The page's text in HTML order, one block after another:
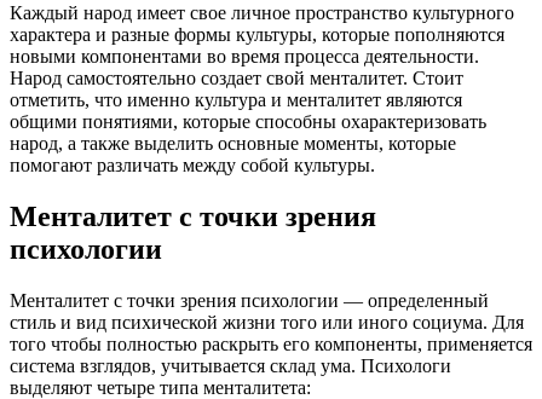
Каждый народ имеет свое личное пространство культурного
характера и разные формы культуры, которые пополняются
новыми компонентами во время процесса деятельности.
Народ самостоятельно создает свой менталитет. Стоит
отметить, что именно культура и менталитет являются
общими понятиями, которые способны охарактеризовать
народ, а также выделить основные моменты, которые
помогают различать между собой культуры.
Менталитет с точки зрения
психологии
Менталитет с точки зрения психологии — определенный
стиль и вид психической жизни того или иного социума. Для
того чтобы полностью раскрыть его компоненты, применяется
система взглядов, учитывается склад ума. Психологи
выделяют четыре типа менталитета: